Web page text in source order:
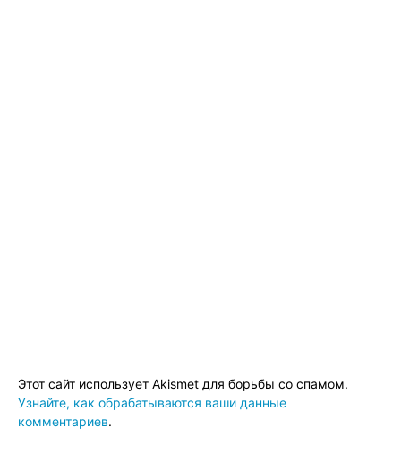
Этот сайт использует Akismet для борьбы со спамом.
Узнайте, как обрабатываются ваши данные
комментариев.